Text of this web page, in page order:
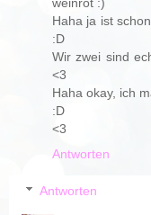
Haha ja ist
:D
Wir zwei sind
<3
Haha okay, ich
:D
<3
Antworten
Antworten